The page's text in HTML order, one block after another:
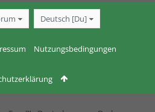
Deutsch [Du]
Nutzungsbedingungen